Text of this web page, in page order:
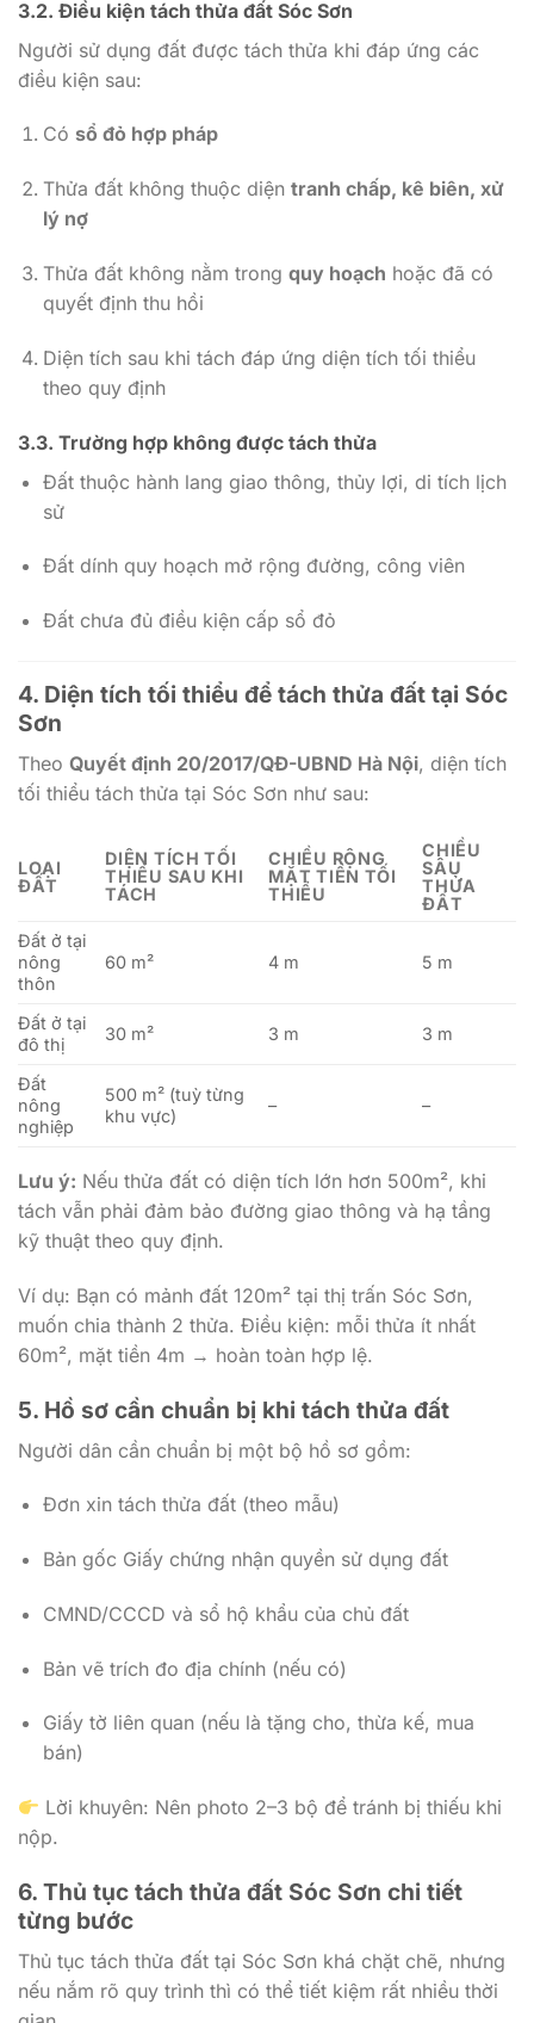
3.2. Điều kiện tách thửa đất Sóc Sơn
Người sử dụng đất được tách thửa khi đáp ứng các
điều kiện sau:
Có sổ đỏ hợp pháp
Thửa đất không thuộc diện tranh chấp, kê biên, xử
lý nợ
Thửa đất không nằm trong quy hoạch hoặc đã có
quyết định thu hồi
Diện tích sau khi tách đáp ứng diện tích tối thiểu
theo quy định
3.3. Trường hợp không được tách thửa
Đất thuộc hành lang giao thông, thủy lợi, di tích lịch
sử
Đất dính quy hoạch mở rộng đường, công viên
Đất chưa đủ điều kiện cấp sổ đỏ
4. Diện tích tối thiểu để tách thửa đất tại Sóc
Sơn
Theo Quyết định 20/2017/QĐ-UBND Hà Nội, diện tích
tối thiểu tách thửa tại Sóc Sơn như sau:
LOẠI
ĐẤT
DIỆN TÍCH TỐI
THIỂU SAU KHI
TÁCH
CHIỀU RỘNG
MẶT TIỀN TỐI
THIỂU
CHIỀU
SÂU
THỬA
ĐẤT
Đất ở tại
nông
thôn
60 m² 4 m 5 m
Đất ở tại
đô thị
30 m² 3 m 3 m
Đất
nông
nghiệp
500 m² (tuỳ từng
khu vực)
– –
Lưu ý: Nếu thửa đất có diện tích lớn hơn 500m², khi
tách vẫn phải đảm bảo đường giao thông và hạ tầng
kỹ thuật theo quy định.
Ví dụ: Bạn có mảnh đất 120m² tại thị trấn Sóc Sơn,
muốn chia thành 2 thửa. Điều kiện: mỗi thửa ít nhất
60m², mặt tiền 4m → hoàn toàn hợp lệ.
5. Hồ sơ cần chuẩn bị khi tách thửa đất
Người dân cần chuẩn bị một bộ hồ sơ gồm:
Đơn xin tách thửa đất (theo mẫu)
Bản gốc Giấy chứng nhận quyền sử dụng đất
CMND/CCCD và sổ hộ khẩu của chủ đất
Bản vẽ trích đo địa chính (nếu có)
Giấy tờ liên quan (nếu là tặng cho, thừa kế, mua
bán)
Lời khuyên: Nên photo 2–3 bộ để tránh bị thiếu khi
nộp.
6. Thủ tục tách thửa đất Sóc Sơn chi tiết
từng bước
Thủ tục tách thửa đất tại Sóc Sơn khá chặt chẽ, nhưng
nếu nắm rõ quy trình thì có thể tiết kiệm rất nhiều thời